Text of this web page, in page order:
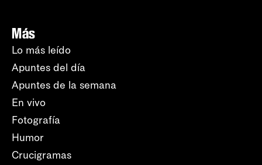
Más
Lo más leído
Apuntes del día
Apuntes de la semana
En vivo
Fotografía
Humor
Crucigramas